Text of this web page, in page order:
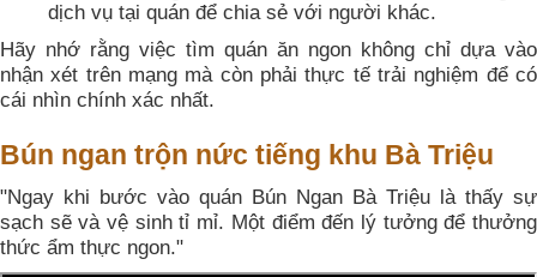
dịch vụ tại quán để chia sẻ với người khác.
Hãy nhớ rằng việc tìm quán ăn ngon không chỉ dựa vào
nhận xét trên mạng mà còn phải thực tế trải nghiệm để có
cái nhìn chính xác nhất.
Bún ngan trộn nức tiếng khu Bà Triệu
"Ngay khi bước vào quán Bún Ngan Bà Triệu là thấy sự
sạch sẽ và vệ sinh tỉ mỉ. Một điểm đến lý tưởng để thưởng
thức ẩm thực ngon."